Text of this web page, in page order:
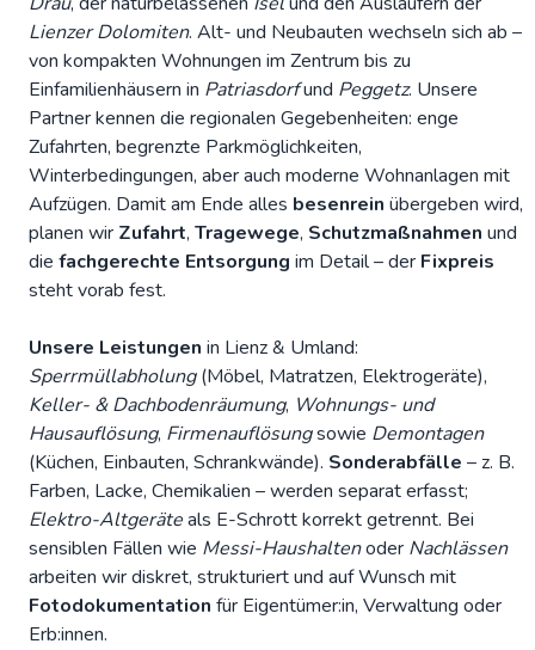
Lienzer Dolomiten. Alt- und Neubauten wechseln sich ab –
von kompakten Wohnungen im Zentrum bis zu
Einfamilienhäusern in Patriasdorfund Peggetz. Unsere
Partner kennen die regionalen Gegebenheiten: enge
Zufahrten, begrenzte Parkmöglichkeiten,
Winterbedingungen, aber auch moderne Wohnanlagen mit
Aufzügen. Damit am Ende alles besenrein übergeben wird,
planen wir Zufahrt, Tragewege, Schutzmaßnahmen und
die fachgerechte Entsorgung im Detail – der Fixpreis
steht vorab fest.
Unsere Leistungen in Lienz & Umland:
Sperrmüllabholung(Möbel, Matratzen, Elektrogeräte),
Keller- & Dachbodenräumung, Wohnungs- und
Hausauflösung, Firmenauflösungsowie Demontagen
(Küchen, Einbauten, Schrankwände). Sonderabfälle – z. B.
Farben, Lacke, Chemikalien – werden separat erfasst;
Elektro-Altgeräteals E-Schrott korrekt getrennt. Bei
sensiblen Fällen wie Messi-Haushaltenoder Nachlässen
arbeiten wir diskret, strukturiert und auf Wunsch mit
Fotodokumentation für Eigentümer:in, Verwaltung oder
Erb:innen.